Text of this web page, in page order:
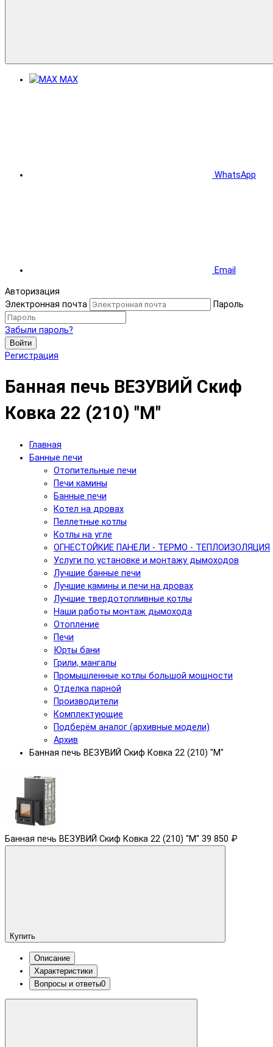
MAX
WhatsApp
Email
Авторизация
Электронная почта
Пароль
Забыли пароль?
Войти
Регистрация
Банная печь ВЕЗУВИЙ Скиф
Ковка 22 (210) "М"
Главная
Банные печи
Отопительные печи
Печи камины
Банные печи
Котел на дровах
Пеллетные котлы
Котлы на угле
ОГНЕСТОЙКИЕ ПАНЕЛИ - ТЕРМО - ТЕПЛОИЗОЛЯЦИЯ
Услуги по установке и монтажу дымоходов
Лучшие банные печи
Лучшие камины и печи на дровах
Лучшие твердотопливные котлы
Наши работы монтаж дымохода
Отопление
Печи
Юрты бани
Грили, мангалы
Промышленные котлы большой мощности
Отделка парной
Производители
Комплектующие
Подберём аналог (архивные модели)
Архив
Банная печь ВЕЗУВИЙ Скиф Ковка 22 (210) "М"
Банная печь ВЕЗУВИЙ Скиф Ковка 22 (210) "М" 39 850 ₽
Купить
Описание
Характеристики
Вопросы и ответы0